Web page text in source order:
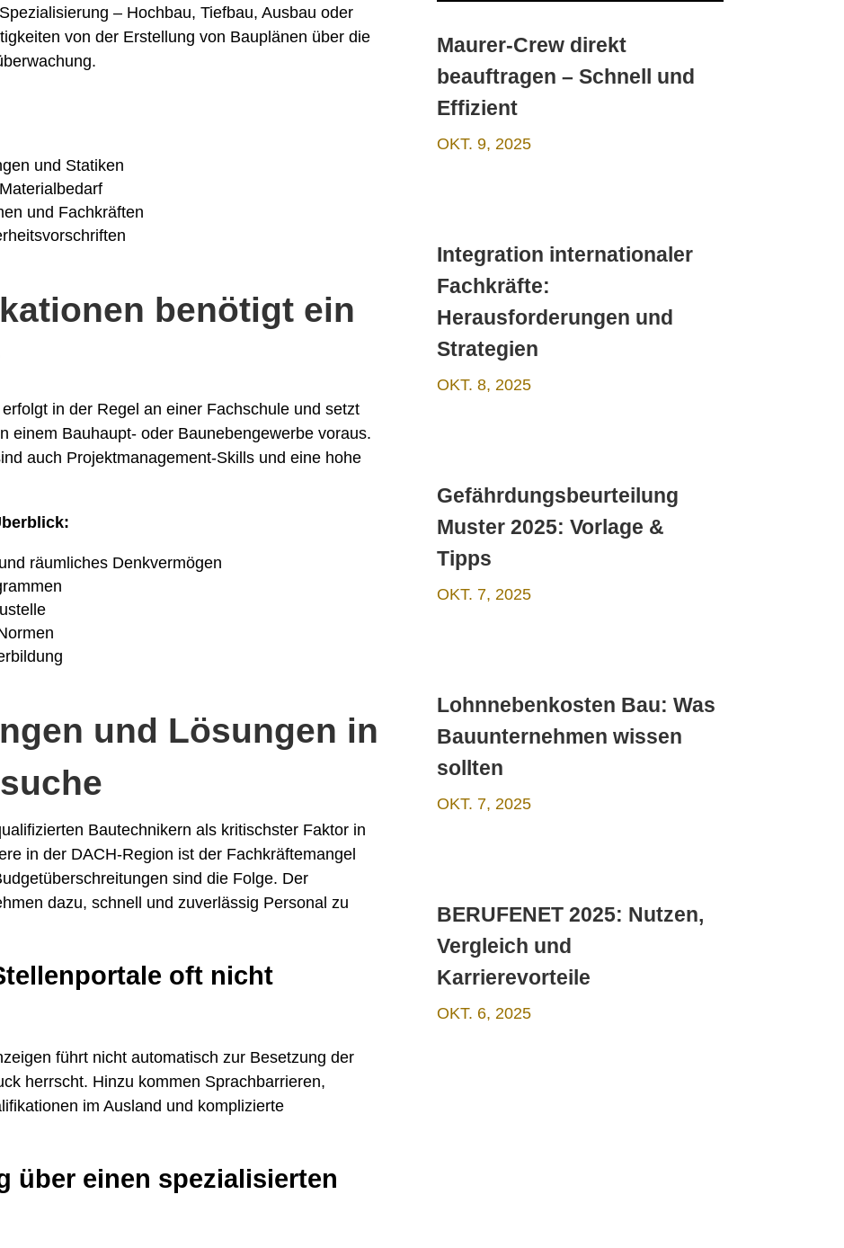
– Hochbau, Tiefbau, Ausbau oder
von der Erstellung von Bauplänen über die
und Statiken
und Fachkräften
benötigt ein
in der Regel an einer Fachschule und setzt
einem Bauhaupt- oder Baunebengewerbe voraus.
auch Projektmanagement-Skills und eine hohe
räumliches Denkvermögen
und Lösungen in
Bautechnikern als kritischster Faktor in
in der DACH-Region ist der Fachkräftemangel
sind die Folge. Der
dazu, schnell und zuverlässig Personal zu
oft nicht
führt nicht automatisch zur Besetzung der
herrscht. Hinzu kommen Sprachbarrieren,
im Ausland und komplizierte
über einen spezialisierten
Maurer-Crew direkt
beauftragen – Schnell und
Effizient
OKT. 9, 2025
Integration internationaler
Fachkräfte:
Herausforderungen und
Strategien
OKT. 8, 2025
Gefährdungsbeurteilung
Muster 2025: Vorlage &
Tipps
OKT. 7, 2025
Lohnnebenkosten Bau: Was
Bauunternehmen wissen
sollten
OKT. 7, 2025
BERUFENET 2025: Nutzen,
Vergleich und
Karrierevorteile
OKT. 6, 2025